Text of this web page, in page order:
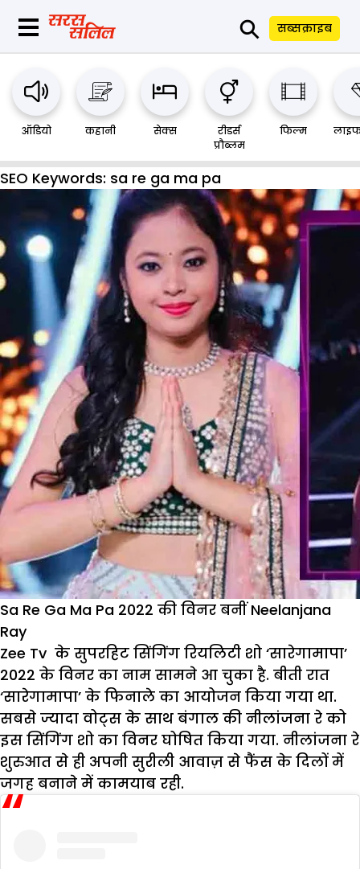
⚲ सब्सक्राइब
ऑडियो कहानी सेक्स
रीडर्स
प्रौब्लम
फिल्म
SEO Keywords: sa re ga ma pa
Sa Re Ga Ma Pa 2022 की विनर बनीं Neelanjana
Ray
Zee Tv के सुपरहिट सिंगिंग रियलिटी शो ‘सारेगामापा’
2022 के विनर का नाम सामने आ चुका है. बीती रात
‘सारेगामापा’ के फिनाले का आयोजन किया गया था.
सबसे ज्यादा वोट्स के साथ बंगाल की नीलांजना रे को
इस सिंगिंग शो का विनर घोषित किया गया. नीलांजना रे
शुरुआत से ही अपनी सुरीली आवाज़ से फैंस के दिलों में
जगह बनाने में कामयाब रही.